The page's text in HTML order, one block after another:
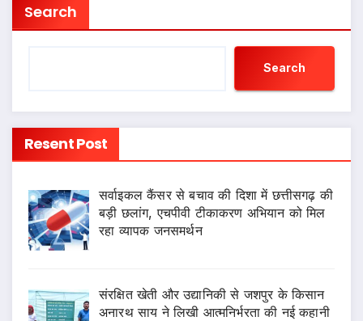
Search
Search
Resent Post
सर्वाइकल कैंसर से बचाव की दिशा में छत्तीसगढ़ की
बड़ी छलांग, एचपीवी टीकाकरण अभियान को मिल
रहा व्यापक जनसमर्थन
संरक्षित खेती और उद्यानिकी से जशपुर के किसान
अनारथ साय ने लिखी आत्मनिर्भरता की नई कहानी